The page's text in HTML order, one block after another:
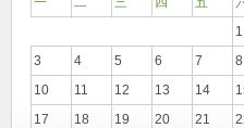
1
3
4 5 6 7 8
10
11 12 13 14
17
18 19 20 21